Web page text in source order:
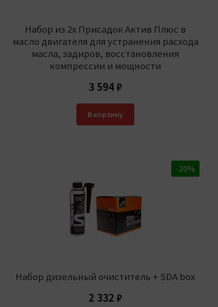
Набор из 2х Присадок Актив Плюс в
масло двигателя для устранения расхода
масла, задиров, восстановления
компрессии и мощности
3 594₽
В корзину
-20%
Набор дизельный очиститель + SDA box
2 332 ₽